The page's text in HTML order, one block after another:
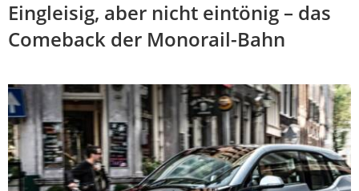
Eingleisig, aber nicht eintönig – das
Comeback der Monorail-Bahn